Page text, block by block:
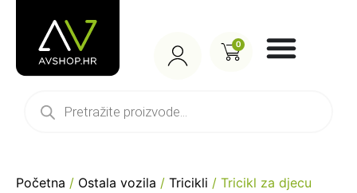
0
Početna / Ostala vozila / Tricikli / Tricikl za djecu